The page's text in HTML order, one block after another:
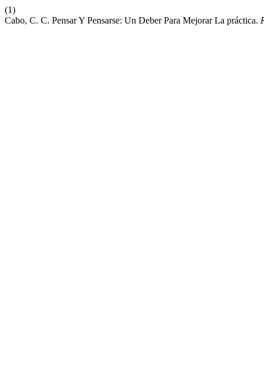
(1)
Cabo, C. C. Pensar Y Pensarse: Un Deber Para Mejorar La práctica.